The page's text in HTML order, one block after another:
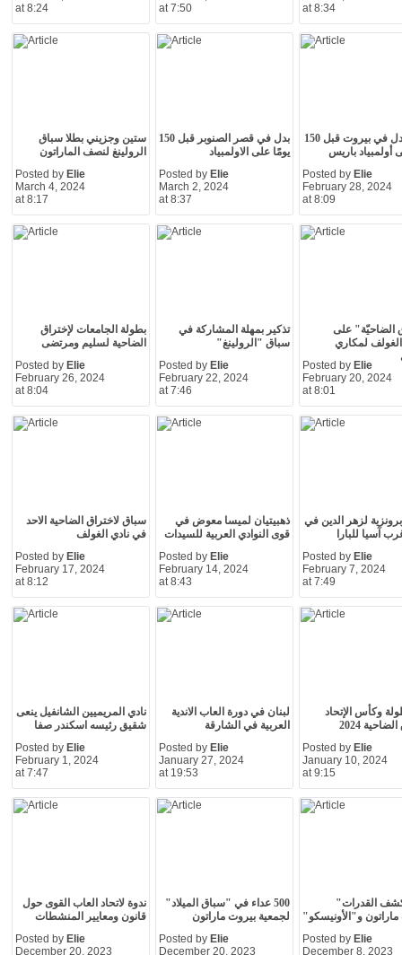
at 8:24
at 7:50
at 8:34
ستين وجزيني بطلا سباق
الرولينغ لنصف الماراتون
Posted by Elie
March 4, 2024
at 8:17
بدل في قصر الصنوبر قبل 150
يومًا على الاولمبياد
Posted by Elie
March 2, 2024
at 8:37
سباق بدل في بيروت قبل 150
أولمبياد باريس
Posted by Elie
February 28, 2024
at 8:09
بطولة الجامعات لإختراق
الضاحية لسليم ومرتضى
Posted by Elie
February 26, 2024
at 8:04
تذكير بمهلة المشاركة في
سباق "الرولينغ"
Posted by Elie
February 22, 2024
at 7:46
الضاحيّة" على
لمكاري
Posted by Elie
February 20, 2024
at 8:01
سباق لاختراق الضاحية الاحد
في نادي الغولف
Posted by Elie
February 17, 2024
at 8:12
ذهبيتيان لميسا معوض في
قوى النوادي العربية للسيدات
Posted by Elie
February 14, 2024
at 8:43
لزهر الدين في
آسيا للبارا
Posted by Elie
February 7, 2024
at 7:49
نادي المريميين الشانفيل ينعى
شقيق رئيسه اسكندر صفا
Posted by Elie
February 1, 2024
at 7:47
لبنان في دورة العاب الاندية
العربية في الشارقة
Posted by Elie
January 27, 2024
at 19:53
وكأس الإتحاد
2024
Posted by Elie
January 10, 2024
at 9:15
ندوة لاتحاد العاب القوى حول
قانون ومعايير المنشطات
Posted by Elie
December 20, 2023
500 عداء في "سباق الميلاد"
لجمعية بيروت ماراتون
Posted by Elie
December 20, 2023
القدرات"
و"الأونيسكو"
Posted by Elie
December 8, 2023